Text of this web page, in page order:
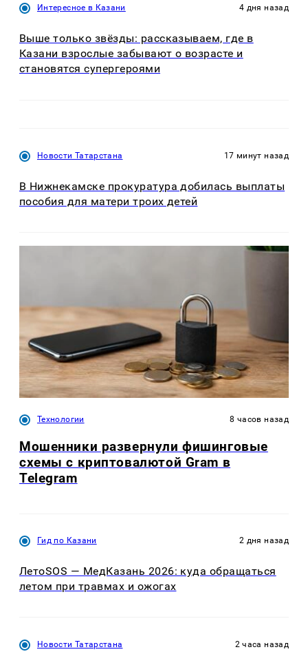
Интересное в Казани 4 дня назад
Выше только звёзды: рассказываем, где в
Казани взрослые забывают о возрасте и
становятся супергероями
Новости Татарстана 17 минут назад
В Нижнекамске прокуратура добилась выплаты
пособия для матери троих детей
Технологии 8 часов назад
Мошенники развернули фишинговые
схемы с криптовалютой Gram в
Telegram
Гид по Казани 2 дня назад
ЛетоSOS — МедКазань 2026: куда обращаться
летом при травмах и ожогах
Новости Татарстана 2 часа назад